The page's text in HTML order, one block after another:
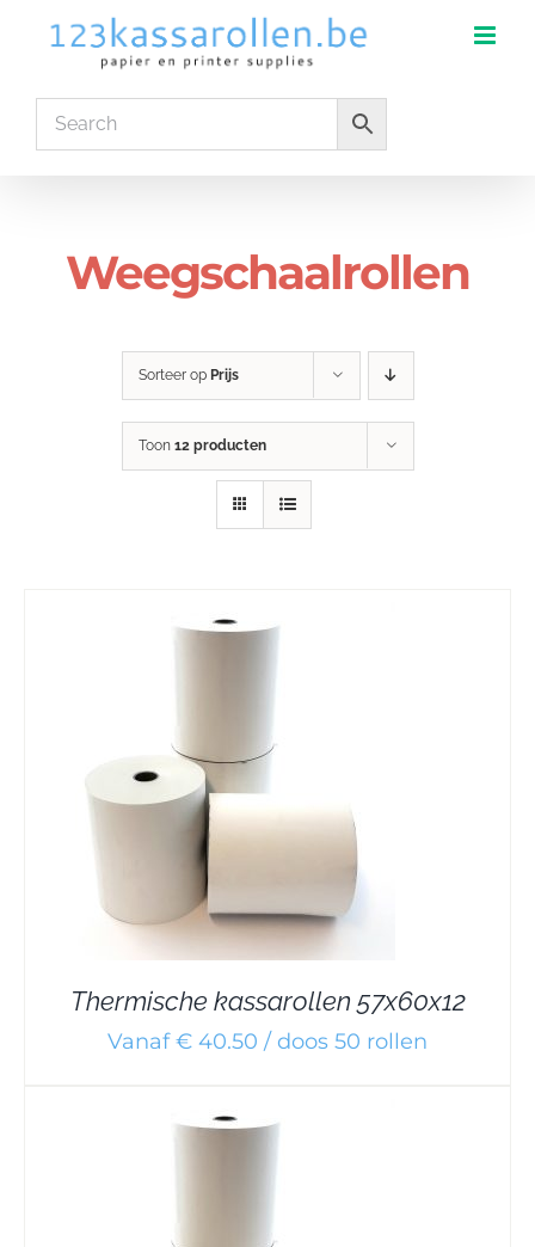
Weegschaalrollen
Sorteer op Prijs
Toon 12 producten
Thermische kassarollen 57x60x12
Vanaf € 40.50 / doos 50 rollen